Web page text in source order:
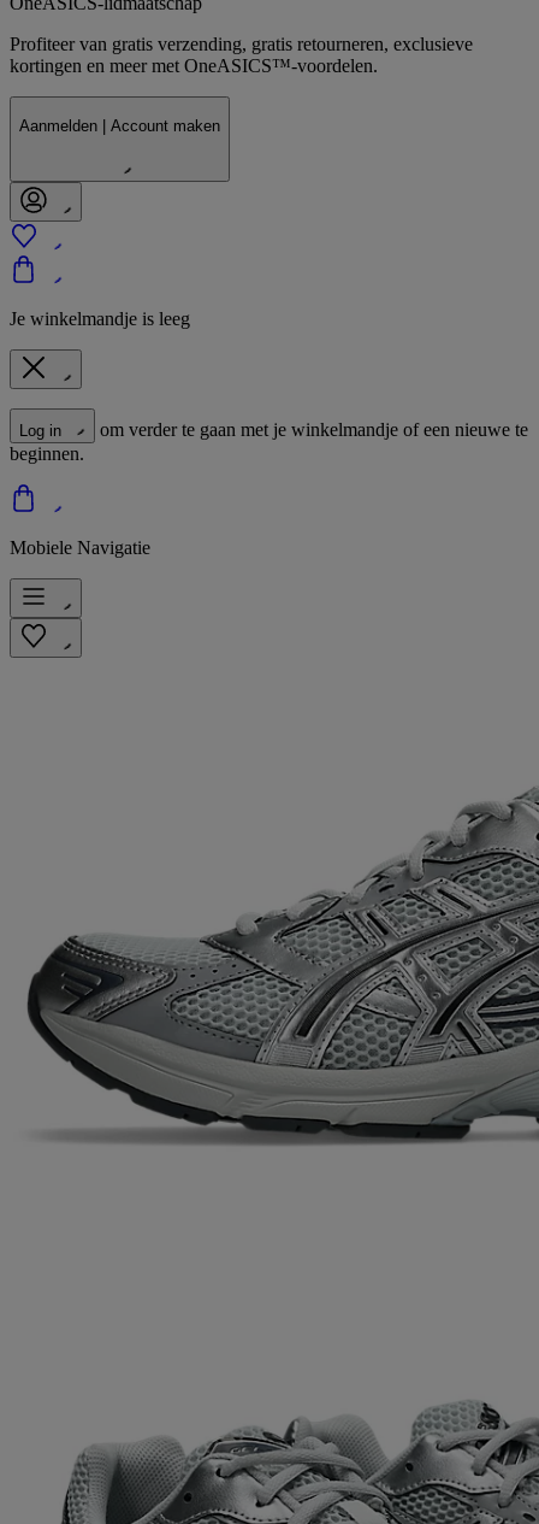
Profiteer van gratis verzending, gratis retourneren, exclusieve
kortingen en meer met OneASICS™-voordelen.
Aanmelden | Account maken
Je winkelmandje is leeg
Log in
om verder te gaan met je winkelmandje of een nieuwe te
beginnen.
Mobiele Navigatie